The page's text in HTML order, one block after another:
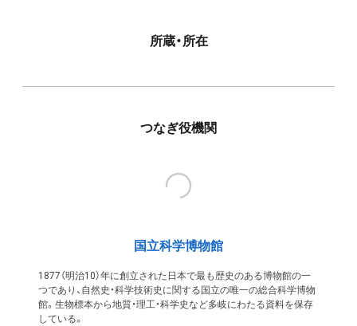
所蔵・所在
つなぎ役機関
国立科学博物館
1877（明治10）年に創立された日本で最も歴史のある博物館の一
つであり、自然史・科学技術史に関する国立の唯一の総合科学博物
館。生物標本から地質・理工・科学史など多岐にわたる資料を保存
している。